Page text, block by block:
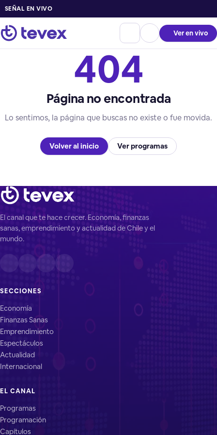
SEÑAL EN VIVO
Ver en vivo
404
Página no encontrada
Lo sentimos, la página que buscas no existe o fue movida.
Volver al inicio Ver programas
El canal que te hace crecer. Economía, finanzas
sanas, emprendimiento y actualidad de Chile y el
mundo.
SECCIONES
Economía
Finanzas Sanas
Emprendimiento
Espectáculos
Actualidad
Internacional
EL CANAL
Programas
Programación
Capítulos